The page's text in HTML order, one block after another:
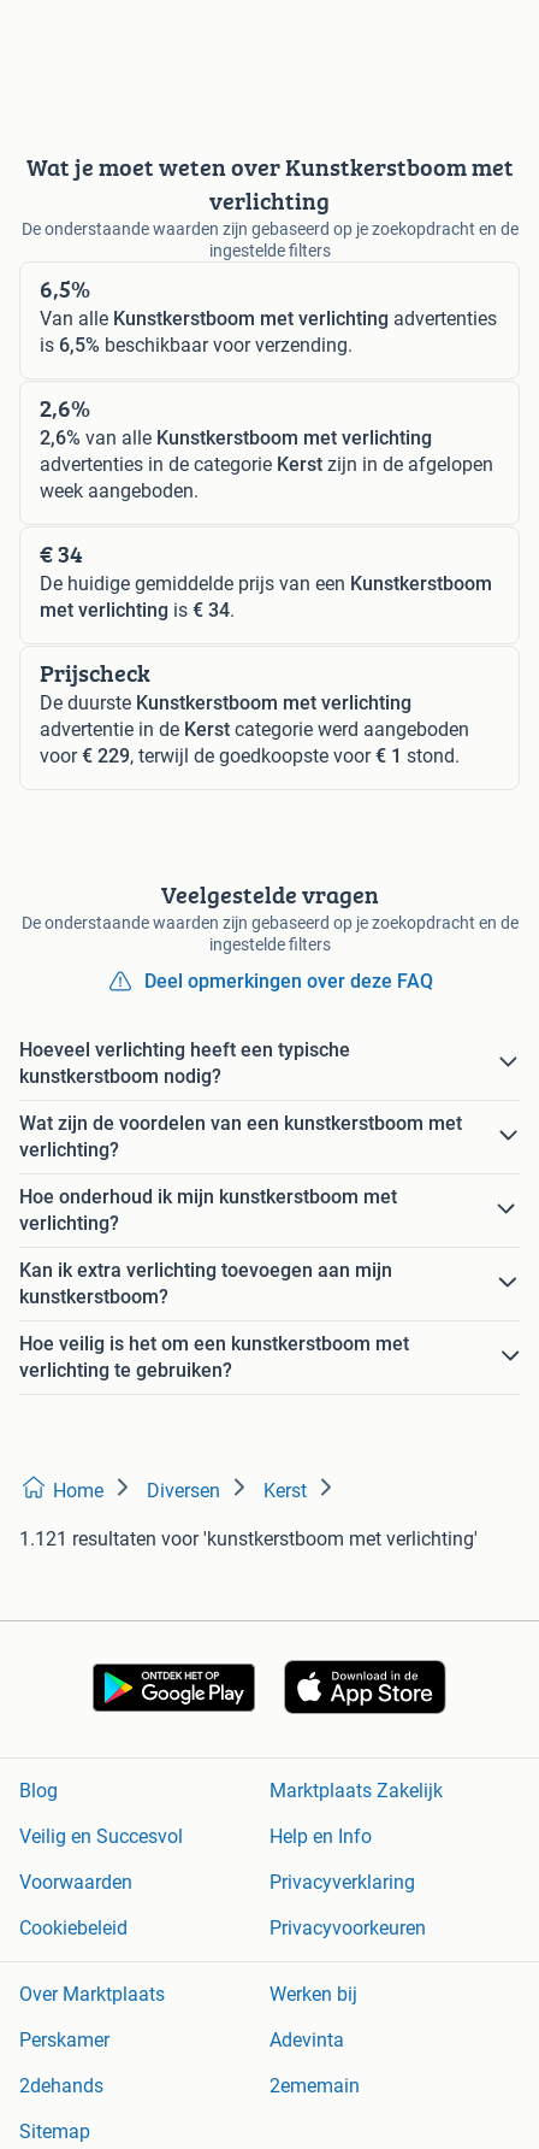
Wat je moet weten over Kunstkerstboom met
verlichting
De onderstaande waarden zijn gebaseerd op je zoekopdracht en de
ingestelde filters
6,5%
Van alle Kunstkerstboom met verlichting advertenties
is 6,5% beschikbaar voor verzending.
2,6%
2,6% van alle Kunstkerstboom met verlichting
advertenties in de categorie Kerst zijn in de afgelopen
week aangeboden.
€ 34
De huidige gemiddelde prijs van een Kunstkerstboom
met verlichting is € 34.
Prijscheck
De duurste Kunstkerstboom met verlichting
advertentie in de Kerst categorie werd aangeboden
voor€ 229, terwijl de goedkoopste voor€ 1 stond.
Veelgestelde vragen
De onderstaande waarden zijn gebaseerd op je zoekopdracht en de
ingestelde filters
Deel opmerkingen over deze FAQ
Hoeveel verlichting heeft een typische
kunstkerstboom nodig?
Wat zijn de voordelen van een kunstkerstboom met
verlichting?
Hoe onderhoud ik mijn kunstkerstboom met
verlichting?
Kan ik extra verlichting toevoegen aan mijn
kunstkerstboom?
Hoe veilig is het om een kunstkerstboom met
verlichting te gebruiken?
Home Diversen Kerst
1.121 resultaten voor 'kunstkerstboom met verlichting'
Blog
Marktplaats Zakelijk
Veilig en Succesvol
Help en Info
Voorwaarden
Privacyverklaring
Cookiebeleid
Privacyvoorkeuren
Over Marktplaats
Werken bij
Perskamer
Adevinta
2dehands
2ememain
Sitemap